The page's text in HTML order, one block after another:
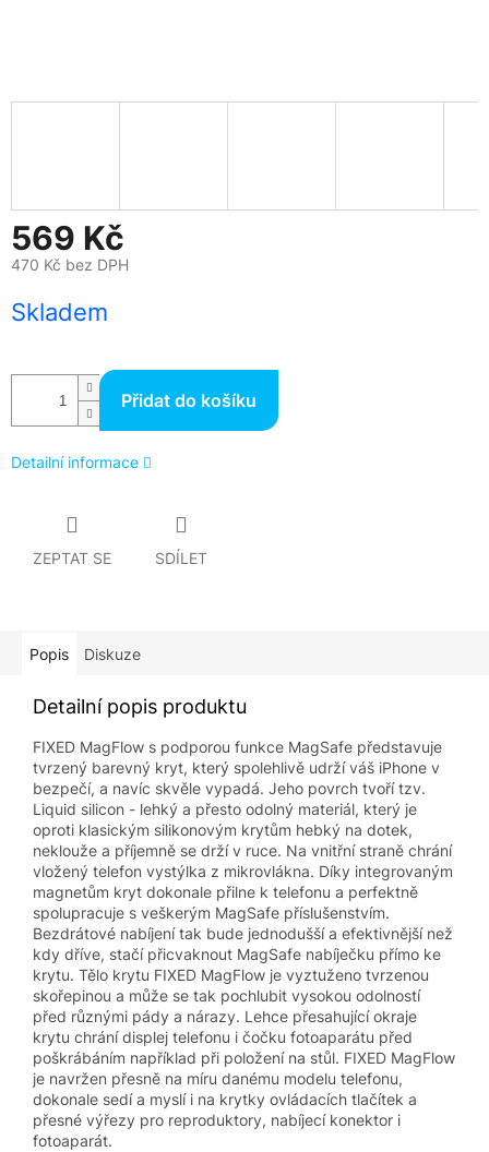
569 Kč
470 Kč bez DPH
cena:
Skladem
Přidat do košíku
Detailní informace
ZEPTAT SE SDÍLET
Popis Diskuze
Detailní popis produktu
FIXED MagFlow s podporou funkce MagSafe představuje
tvrzený barevný kryt, který spolehlivě udrží váš iPhone v
bezpečí, a navíc skvěle vypadá. Jeho povrch tvoří tzv.
Liquid silicon - lehký a přesto odolný materiál, který je
oproti klasickým silikonovým krytům hebký na dotek,
neklouže a příjemně se drží v ruce. Na vnitřní straně chrání
vložený telefon vystýlka z mikrovlákna. Díky integrovaným
magnetům kryt dokonale přilne k telefonu a perfektně
spolupracuje s veškerým MagSafe příslušenstvím.
Bezdrátové nabíjení tak bude jednodušší a efektivnější než
kdy dříve, stačí přicvaknout MagSafe nabíječku přímo ke
krytu. Tělo krytu FIXED MagFlow je vyztuženo tvrzenou
skořepinou a může se tak pochlubit vysokou odolností
před různými pády a nárazy. Lehce přesahující okraje
krytu chrání displej telefonu i čočku fotoaparátu před
poškrábáním například při položení na stůl. FIXED MagFlow
je navržen přesně na míru danému modelu telefonu,
dokonale sedí a myslí i na krytky ovládacích tlačítek a
přesné výřezy pro reproduktory, nabíjecí konektor i
fotoaparát.